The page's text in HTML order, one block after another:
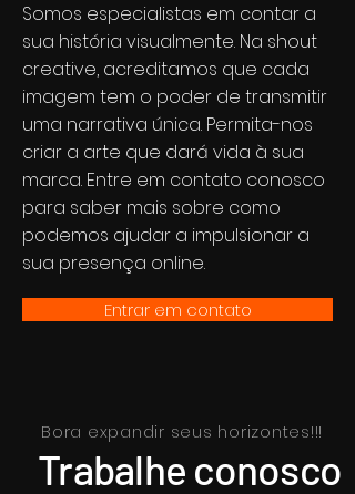
Somos especialistas em contar a
sua história visualmente. Na shout
creative, acreditamos que cada
imagem tem o poder de transmitir
uma narrativa única. Permita-nos
criar a arte que dará vida à sua
marca. Entre em contato conosco
para saber mais sobre como
podemos ajudar a impulsionar a
sua presença online.
Entrar em contato
Bora expandir seus horizontes!!!
Trabalhe conosco